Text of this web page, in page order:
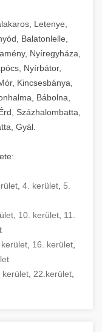
Letenye,
Balatonlelle,
Nyíregyháza,
Nyírbátor,
Kincsesbánya,
Bábolna,
Százhalombatta,
Gyál.
4. kerület 5.
, 10. kerület, 11.
16. kerület
kerület 22.kerület